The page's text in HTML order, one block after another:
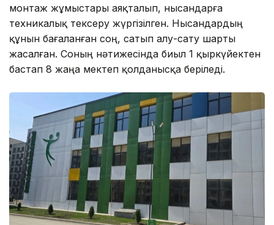
монтаж жұмыстары аяқталып, нысандарға
техникалық тексеру жүргізілген. Нысандардың
құнын бағаланған соң, сатып алу-сату шарты
жасалған. Соның нәтижесінда биыл 1 қыркүйектен
бастап 8 жаңа мектеп қолданысқа беріледі.